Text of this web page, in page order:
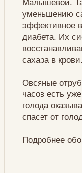
Малышевой.
уменьшению
эффективное
диабета. Их
сахара в крови.
Овсяные
часов есть
голода
спасет от
Подробнее